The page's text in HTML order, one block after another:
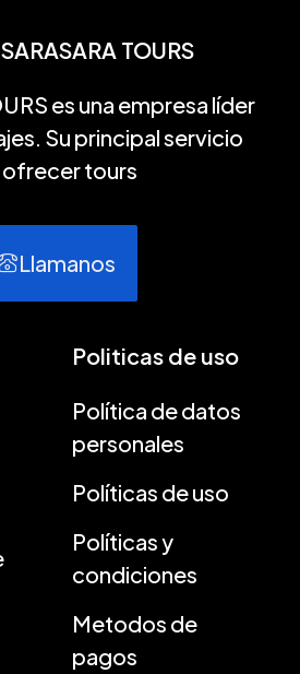
TOURS
es una empresa líder
Su principal servicio
ofrecer tours
Llamanos
Politicas de uso
Política de datos
personales
Políticas de uso
Políticas y
condiciones
Metodos de
pagos